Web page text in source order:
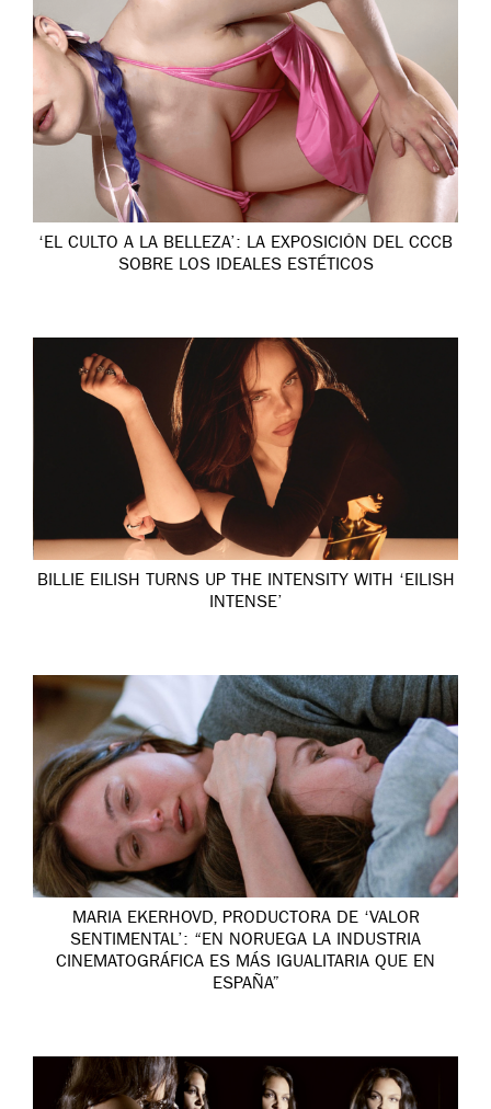
‘EL CULTO A LA BELLEZA’: LA EXPOSICIÓN DEL CCCB
SOBRE LOS IDEALES ESTÉTICOS
BILLIE EILISH TURNS UP THE INTENSITY WITH ‘EILISH
INTENSE’
MARIA EKERHOVD, PRODUCTORA DE ‘VALOR
SENTIMENTAL’: “EN NORUEGA LA INDUSTRIA
CINEMATOGRÁFICA ES MÁS IGUALITARIA QUE EN
ESPAÑA”